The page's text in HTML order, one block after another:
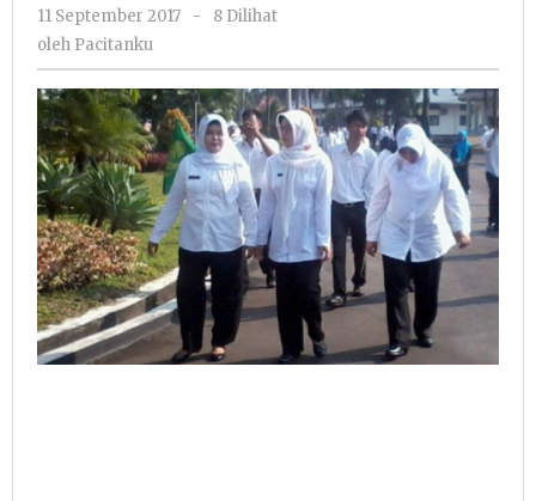
11 September 2017
oleh
-
8 Dilihat
oleh Pacitanku